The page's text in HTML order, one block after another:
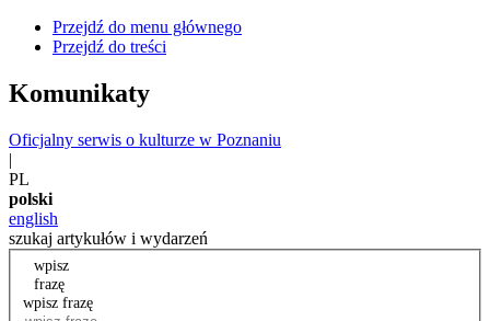
Przejdź do menu głównego
Przejdź do treści
Komunikaty
Oficjalny serwis o kulturze w Poznaniu
|
PL
polski
english
szukaj artykułów i wydarzeń
wpisz
frazę
wpisz frazę